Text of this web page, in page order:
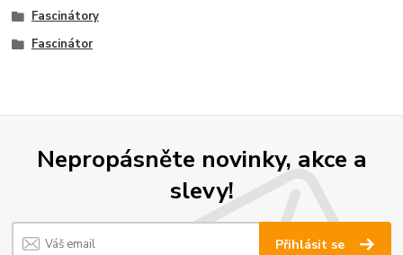
Fascinátory
Fascinátor
Nepropásněte novinky, akce a
slevy!
Přihlásit se